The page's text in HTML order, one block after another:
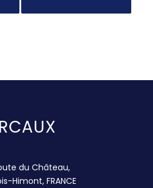
du Château,
Himont, FRANCE